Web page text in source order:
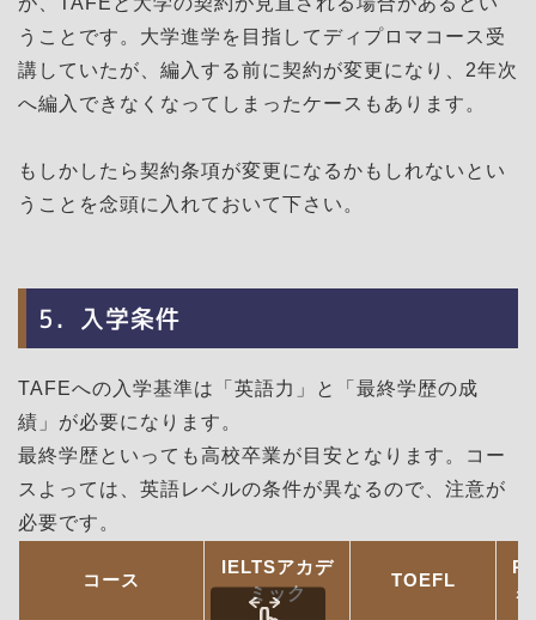
うことです。大学進学を目指してディプロマコース受
講していたが、編入する前に契約が変更になり、2年次
へ編入できなくなってしまったケースもあります。
もしかしたら契約条項が変更になるかもしれないとい
うことを念頭に入れておいて下さい。
5．入学条件
TAFEへの入学基準は「英語力」と「最終学歴の成
績」が必要になります。
最終学歴といっても高校卒業が目安となります。コー
スよっては、英語レベルの条件が異なるので、注意が
必要です。
コース
IELTSアカデ
ミック
TOEFL